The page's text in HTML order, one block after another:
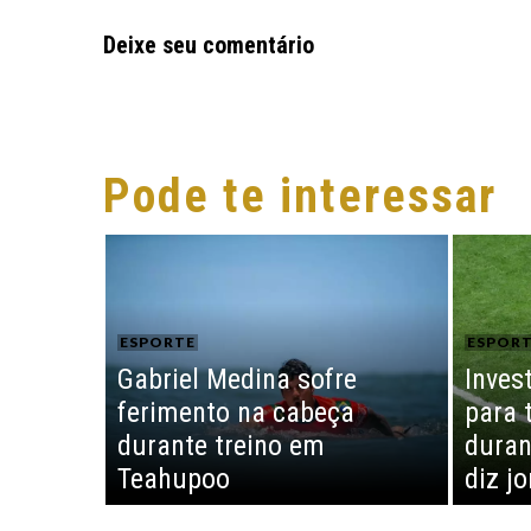
Deixe seu comentário
Pode te interessar
ESPORTE
Gabriel Medina sofre
ferimento na cabeça
durante treino em
Teahupoo
para
diz